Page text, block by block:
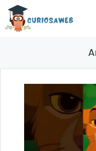
Saltar
contenido